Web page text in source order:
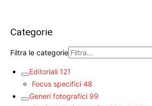
Categorie
Filtra le categorie
Editoriali 121
Focus specifici 48
Generi fotografici 99